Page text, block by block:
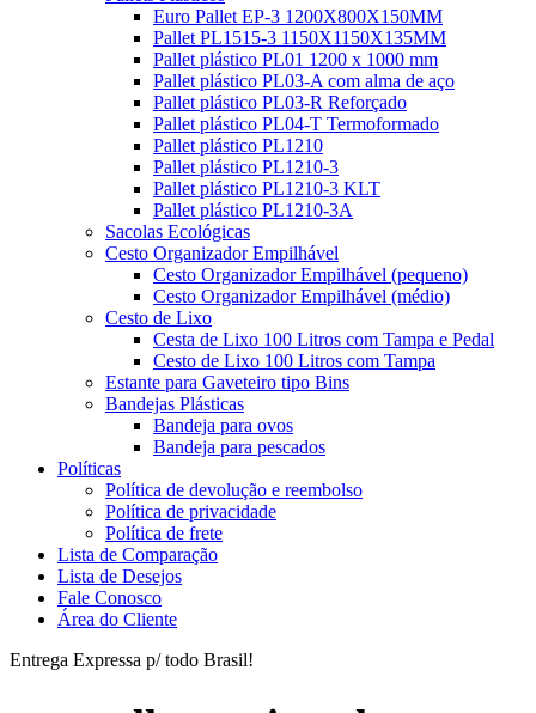
Euro Pallet EP-3 1200X800X150MM
Pallet PL1515-3 1150X1150X135MM
Pallet plástico PL01 1200 x 1000 mm
Pallet plástico PL03-A com alma de aço
Pallet plástico PL03-R Reforçado
Pallet plástico PL04-T Termoformado
Pallet plástico PL1210
Pallet plástico PL1210-3
Pallet plástico PL1210-3 KLT
Pallet plástico PL1210-3A
Sacolas Ecológicas
Cesto Organizador Empilhável
Cesto Organizador Empilhável (pequeno)
Cesto Organizador Empilhável (médio)
Cesto de Lixo
Cesta de Lixo 100 Litros com Tampa e Pedal
Cesto de Lixo 100 Litros com Tampa
Estante para Gaveteiro tipo Bins
Bandejas Plásticas
Bandeja para ovos
Bandeja para pescados
Políticas
Política de devolução e reembolso
Política de privacidade
Política de frete
Lista de Comparação
Lista de Desejos
Fale Conosco
Área do Cliente
Entrega Expressa p/ todo Brasil!